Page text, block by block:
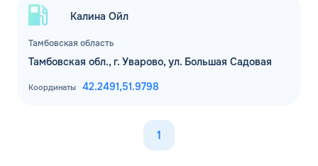
Тамбовская область
Калина Ойл
Тамбовская обл., г. Уварово, ул. Большая Садовая
Координаты 42.2491,51.9798
1